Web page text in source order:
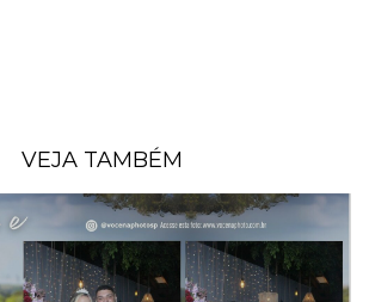
VEJA TAMBÉM